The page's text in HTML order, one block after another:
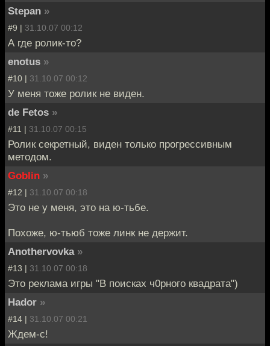
Stepan »
#9 | 31.10.07 00:12
А где ролик-то?
enotus »
#10 | 31.10.07 00:12
У меня тоже ролик не виден.
de Fetos »
#11 | 31.10.07 00:15
Ролик секретный, виден только прогрессивным
методом.
Goblin »
#12 | 31.10.07 00:18
Это не у меня, это на ю-тьбе.
Похоже, ю-тьюб тоже линк не держит.
Anothervovka »
#13 | 31.10.07 00:18
Это реклама игры "В поисках ч0рного квадрата")
Hador »
#14 | 31.10.07 00:21
Ждем-с!